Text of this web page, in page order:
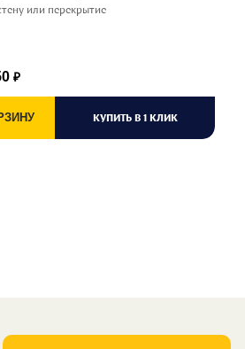
или перекрытие
₽
КУПИТЬ В 1 КЛИК